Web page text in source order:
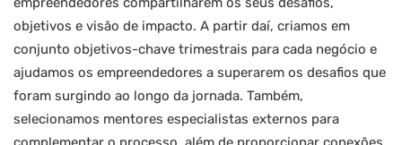
objetivos e visão de impacto. A partir daí, criamos em
conjunto objetivos-chave trimestrais para cada negócio e
ajudamos os empreendedores a superarem os desafios que
foram surgindo ao longo da jornada. Também,
selecionamos mentores especialistas externos para